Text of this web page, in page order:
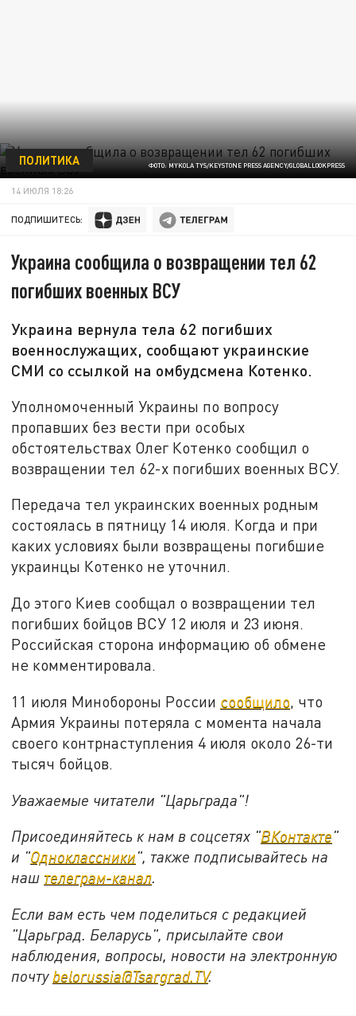
ФОТО: MYKOLA TYS/KEYSTONE PRESS AGENCY/GLOBALLOOKPRESS
ПОЛИТИКА
14 ИЮЛЯ 18:26
ПОДПИШИТЕСЬ:
Украина сообщила о возвращении тел 62
погибших военных ВСУ
Украина вернула тела 62 погибших
военнослужащих, сообщают украинские
СМИ со ссылкой на омбудсмена Котенко.
Уполномоченный Украины по вопросу
пропавших без вести при особых
обстоятельствах Олег Котенко сообщил о
возвращении тел 62-х погибших военных ВСУ.
Передача тел украинских военных родным
состоялась в пятницу 14 июля. Когда и при
каких условиях были возвращены погибшие
украинцы Котенко не уточнил.
До этого Киев сообщал о возвращении тел
погибших бойцов ВСУ 12 июля и 23 июня.
Российская сторона информацию об обмене
не комментировала.
11 июля Минобороны России сообщило, что
Армия Украины потеряла с момента начала
своего контрнаступления 4 июля около 26-ти
тысяч бойцов.
Уважаемые читатели "Царьграда"!
Присоединяйтесь к нам в соцсетях "ВКонтакте"
и "Одноклассники", также подписывайтесь на
наш телеграм-канал.
Если вам есть чем поделиться с редакцией
"Царьград. Беларусь", присылайте свои
наблюдения, вопросы, новости на электронную
почту belorussia@Tsargrad.TV.